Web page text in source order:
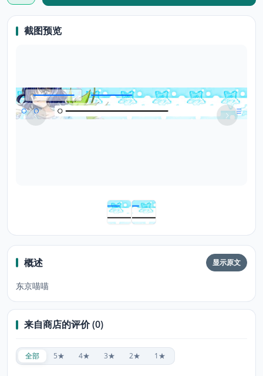
截图预览
概述 显示原文
东京喵喵
来自商店的评价 (0)
全部 5★ 4★ 3★ 2★ 1★